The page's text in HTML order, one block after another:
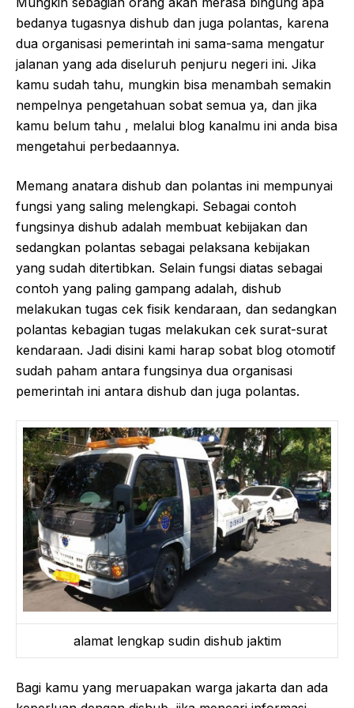
bedanya tugasnya dishub dan juga polantas, karena
dua organisasi pemerintah ini sama-sama mengatur
jalanan yang ada diseluruh penjuru negeri ini. Jika
kamu sudah tahu, mungkin bisa menambah semakin
nempelnya pengetahuan sobat semua ya, dan jika
kamu belum tahu , melalui blog kanalmu ini anda bisa
mengetahui perbedaannya.
Memang anatara dishub dan polantas ini mempunyai
fungsi yang saling melengkapi. Sebagai contoh
fungsinya dishub adalah membuat kebijakan dan
sedangkan polantas sebagai pelaksana kebijakan
yang sudah ditertibkan. Selain fungsi diatas sebagai
contoh yang paling gampang adalah, dishub
melakukan tugas cek fisik kendaraan, dan sedangkan
polantas kebagian tugas melakukan cek surat-surat
kendaraan. Jadi disini kami harap sobat blog otomotif
sudah paham antara fungsinya dua organisasi
pemerintah ini antara dishub dan juga polantas.
alamat lengkap sudin dishub jaktim
Bagi kamu yang meruapakan warga jakarta dan ada